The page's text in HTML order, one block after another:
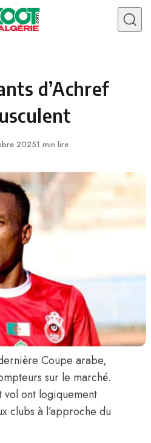
d’Achref
20251 min lire
Coupe arabe,
sur le marché.
vol ont logiquement
clubs à l’approche du